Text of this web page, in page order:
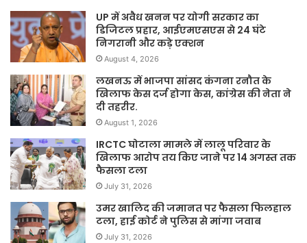
UP में अवैध खनन पर योगी सरकार का
डिजिटल प्रहार, आईएमएसएस से 24 घंटे
निगरानी और कड़े एक्शन
August 4, 2026
लखनऊ में भाजपा सांसद कंगना रनौत के
खिलाफ केस दर्ज होगा केस, कांग्रेस की नेता ने
दी तहरीर.
August 1, 2026
IRCTC घोटाला मामले में लालू परिवार के
खिलाफ आरोप तय किए जाने पर 14 अगस्त तक
फैसला टला
July 31, 2026
उमर खालिद की जमानत पर फैसला फिलहाल
टला, हाई कोर्ट ने पुलिस से मांगा जवाब
July 31, 2026